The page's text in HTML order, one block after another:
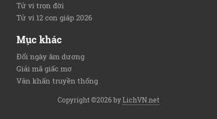
Tử vi trọn đời
Tử vi 12 con giáp 2026
Mục khác
Đổi ngày âm dương
Giải mã giấc mơ
Văn khấn truyền thống
Copyright ©2026 byLichVN.net